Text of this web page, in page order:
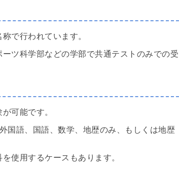
で行われています。
ツ科学部などの学部で共通テストのみでの受
可能です。
国語、国語、数学、地歴のみ、もしくは地歴
使用するケースもあります。